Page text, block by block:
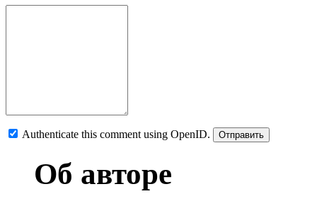
Authenticate this comment using OpenID.
Об авторе